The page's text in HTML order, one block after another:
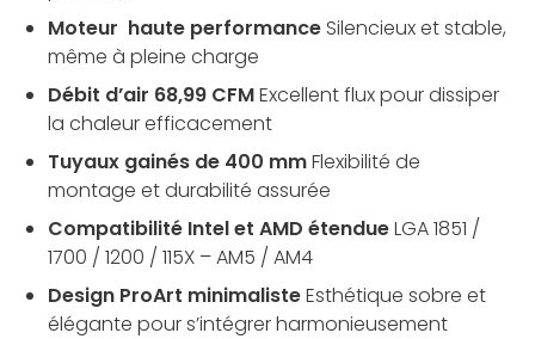
Moteur haute performance Silencieux et stable,
même à pleine charge
Débit d’air 68,99 CFMExcellent flux pour dissiper
la chaleur efficacement
Tuyaux gainés de 400 mmFlexibilité de
montage et durabilité assurée
Compatibilité Intel et AMD étendueLGA 1851 /
1700 / 1200 / 115X – AM5 / AM4
Design ProArt minimalisteEsthétique sobre et
élégante pour s’intégrer harmonieusement